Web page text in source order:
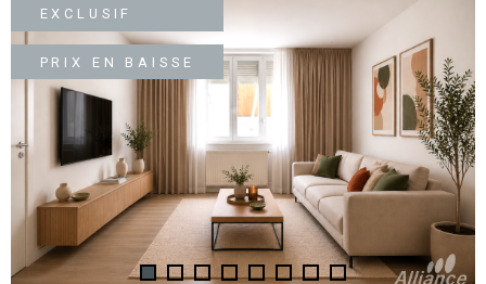
NOS
VENDUS
EXCLUSIF
PRIX EN BAISSE
Pièces
PIÈCES
RÉFÉRENCE
RECHERCHER